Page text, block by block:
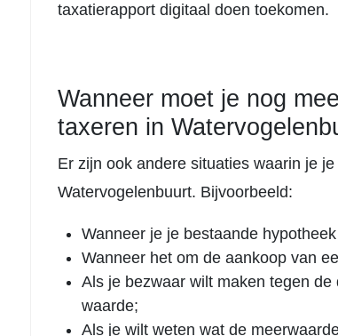
taxatierapport digitaal doen toekomen.
Wanneer moet je nog
taxeren in
Er zijn ook andere situaties waarin je
Watervogelenbuurt. Bijvoorbeeld:
Wanneer je je bestaande
Wanneer het om de aankoop van
Als je bezwaar wilt maken tegen
waarde;
Als je wilt weten wat de